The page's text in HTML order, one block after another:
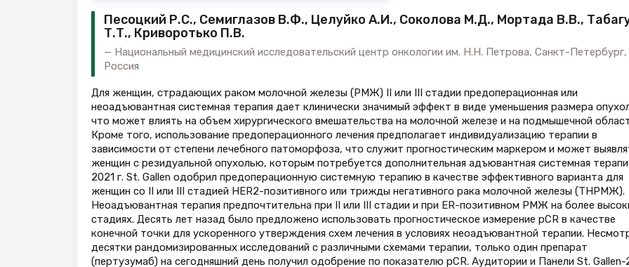
Песоцкий Р.С., Семиглазов В.Ф., Целуйко А.И., Соколова М.Д., Мортада В.В.,
Т.Т., Криворотько П.В.
Национальный медицинский исследовательский центр онкологии им. Н.Н. Петрова, Санкт-Петербург,
Россия
Для женщин, страдающих раком молочной железы (РМЖ) II или III стадии предоперационная или
неоадъювантная системная терапия дает клинически значимый эффект в виде уменьшения размера
что может влиять на объем хирургического вмешательства на молочной железе и на подмышечной
Кроме того, использование предоперационного лечения предполагает индивидуализацию терапии в
зависимости от степени лечебного патоморфоза, что служит прогностическим маркером и может
женщин с резидуальной опухолью, которым потребуется дополнительная адъювантная системная
2021 г. St. Gallen одобрил предоперационную системную терапию в качестве эффективного варианта для
женщин со II или III стадией HER2-позитивного или трижды негативного рака молочной железы (ТНРМЖ).
Неоадъювантная терапия предпочтительна при II или III стадии и при ER-позитивном РМЖ на более
стадиях. Десять лет назад было предложено использовать прогностическое измерение pCR в качестве
конечной точки для ускоренного утверждения схем лечения в условиях неоадъювантной терапии.
десятки рандомизированных исследований с различными схемами терапии, только один препарат
(пертузумаб) на сегодняшний день получил одобрение по показателю pCR. Аудитории и Панели St. Gallen-